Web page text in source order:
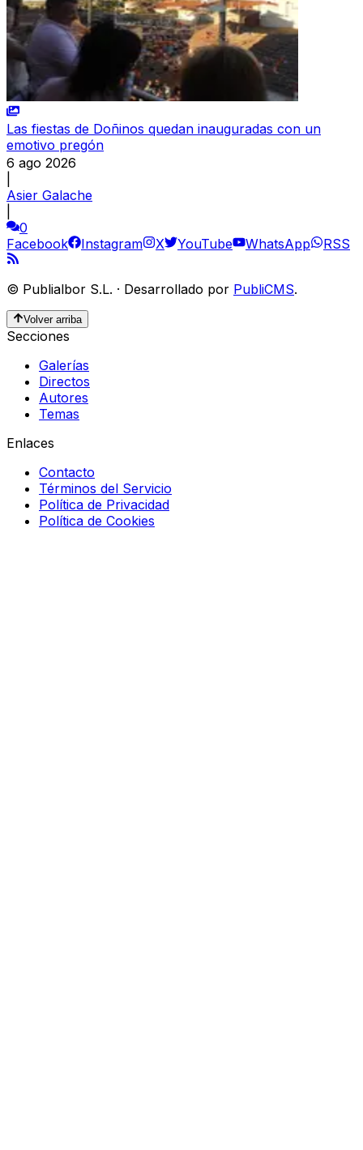
Las fiestas de Doñinos quedan inauguradas con un
emotivo pregón
6 ago 2026
Asier Galache
0
Facebook
Instagram X YouTube WhatsApp RSS
© Publialbor S.L. · Desarrollado por PubliCMS.
Volver arriba
Secciones
Galerías
Directos
Autores
Temas
Enlaces
Contacto
Términos del Servicio
Política de Privacidad
Política de Cookies